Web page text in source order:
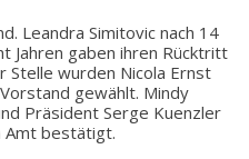
Leandra Simitovic nach 14
Jahren gaben ihren Rücktritt
Stelle wurden Nicola Ernst
gewählt. Mindy
Präsident Serge Kuenzler
Amt bestätigt.